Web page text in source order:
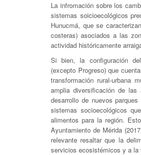
La infromación sobre los
sistemas soicioecológicos
Hunucmá, que se
costeras) asociados a las
actividad históricamente
Si bien, la configuración
(excepto Progreso) que
transformación rural-urbana
amplia diversificación de
desarrollo de nuevos
sistemas socioecológicos
alimentos para la región.
Ayuntamiento de Mérida
relevante resaltar que la
servicios ecosistémicos y a la